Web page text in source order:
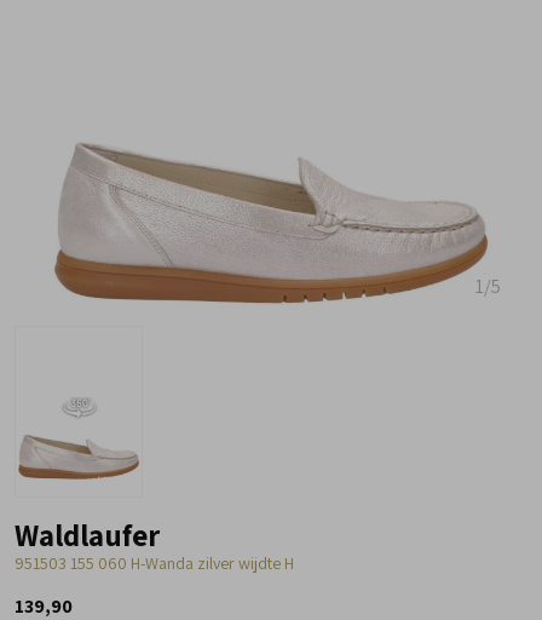
1/5
Waldlaufer
951503 155 060 H-Wanda zilver wijdte H
139,90